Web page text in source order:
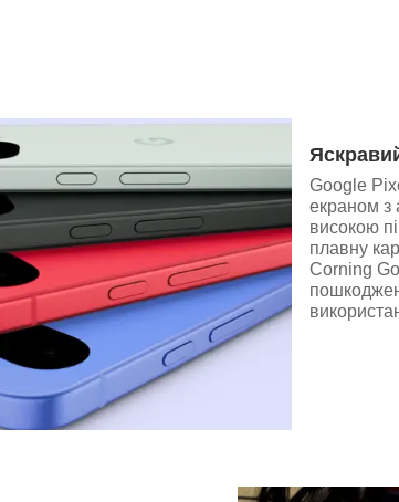
Google
екраном з
високою
плавну
Corning